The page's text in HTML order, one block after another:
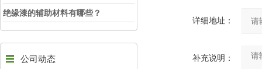
绝缘漆的辅助材料有哪些？
公司动态
详细地址：
补充说明：